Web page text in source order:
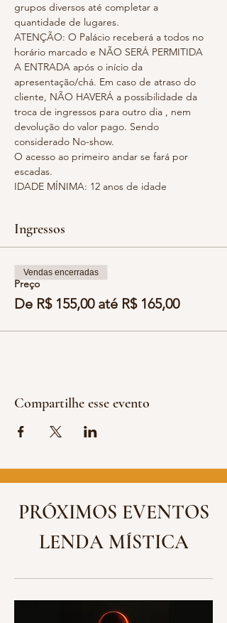
grupos diversos até completar a
quantidade de lugares.
ATENÇÃO: O Palácio receberá a todos no
horário marcado e NÃO SERÁ PERMITIDA
A ENTRADA após o início da
apresentação/chá. Em caso de atraso do
cliente, NÃO HAVERÁ a possibilidade da
troca de ingressos para outro dia , nem
devolução do valor pago. Sendo
considerado No-show.
O acesso ao primeiro andar se fará por
escadas.
IDADE MÍNIMA: 12 anos de idade
Ingressos
Preço
De R$ 155,00 até R$ 165,00
Vendas encerradas
Compartilhe esse evento
PRÓXIMOS EVENTOS
LENDA MÍSTICA